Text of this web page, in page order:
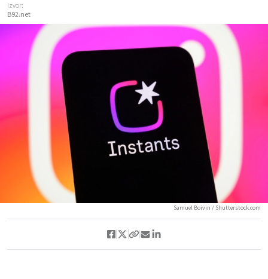
Izvor:
B92.net
Samuel Boivin / Shutterstock.com